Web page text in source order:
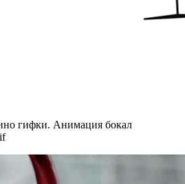
гифки. Анимация бокал